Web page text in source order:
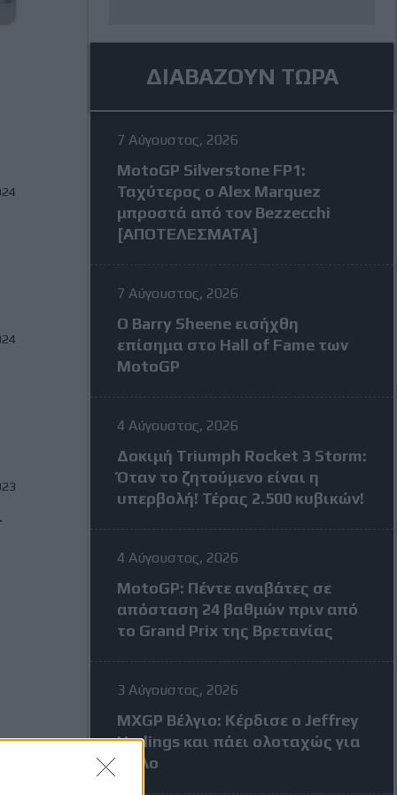
ΔΙΑΒΑΖΟΥΝ ΤΩΡΑ
7 Αύγουστος, 2026
MotoGP Silverstone FP1:
Ταχύτερος ο Alex Marquez
μπροστά από τον Bezzecchi
[ΑΠΟΤΕΛΕΣΜΑΤΑ]
7 Αύγουστος, 2026
Ο Barry Sheene εισήχθη
επίσημα στο Hall of Fame των
MotoGP
4 Αύγουστος, 2026
Δοκιμή Triumph Rocket 3 Storm:
Όταν το ζητούμενο είναι η
υπερβολή! Τέρας 2.500 κυβικών!
4 Αύγουστος, 2026
MotoGP: Πέντε αναβάτες σε
απόσταση 24 βαθμών πριν από
το Grand Prix της Βρετανίας
3 Αύγουστος, 2026
MXGP Βέλγιο: Κέρδισε ο Jeffrey
Herlings και πάει ολοταχώς για
τίτλο